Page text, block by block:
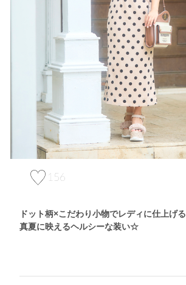
156
ドット柄×こだわり小物でレディに仕上げる
真夏に映えるヘルシーな装い☆